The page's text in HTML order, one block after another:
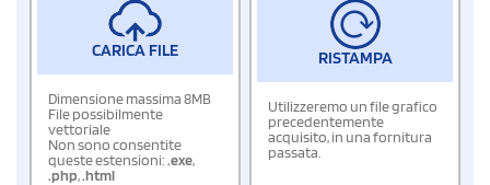
CARICA FILE
Dimensione massima 8MB
File possibilmente
vettoriale
Non sono consentite
queste estensioni:.exe,
.php,.html
RISTAMPA
Utilizzeremo un file grafico
precedentemente
acquisito, in una fornitura
passata.